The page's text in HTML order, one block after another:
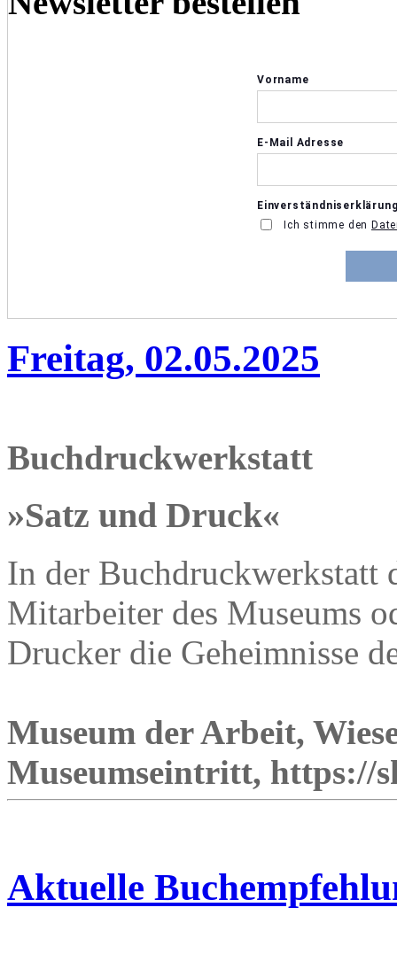
Freitag, 02.05.2025
Buchdruckwerkstatt
»Satz und Druck«
In der Buchdruckwerkstatt
Mitarbeiter des Museums
Drucker die Geheimnisse
Museum der Arbeit,
Museumseintritt, https://
Aktuelle